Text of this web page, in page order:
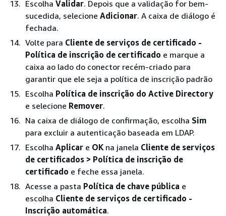
Escolha Validar. Depois que a validação for bem-
sucedida, selecione Adicionar. A caixa de diálogo é
fechada.
Volte para Cliente de serviços de certificado -
Política de inscrição de certificado e marque a
caixa ao lado do conector recém-criado para
garantir que ele seja a política de inscrição padrão
Escolha Política de inscrição do Active Directory
e selecione Remover.
Na caixa de diálogo de confirmação, escolha Sim
para excluir a autenticação baseada em LDAP.
Escolha Aplicar e OK na janela Cliente de serviços
de certificados > Política de inscrição de
certificado e feche essa janela.
Acesse a pasta Política de chave pública e
escolha Cliente de serviços de certificado -
Inscrição automática.